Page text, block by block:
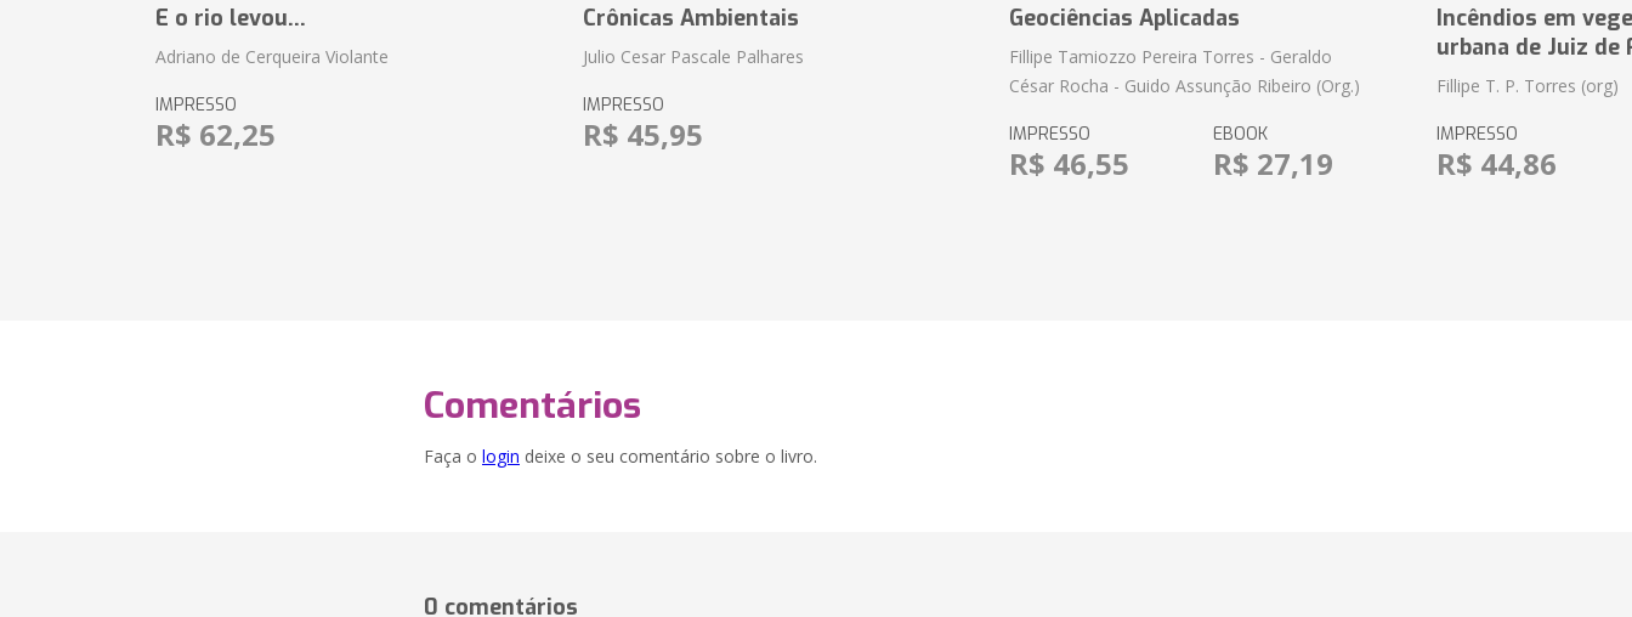
E o rio levou...
Adriano de Cerqueira Violante
IMPRESSO
R$ 62,25
Crônicas Ambientais
Julio Cesar Pascale Palhares
IMPRESSO
R$ 45,95
Geociências Aplicadas
Fillipe Tamiozzo Pereira Torres - Geraldo
César Rocha - Guido Assunção Ribeiro (Org.)
IMPRESSO
R$ 46,55
EBOOK
R$ 27,19
Incêndios em
urbana de Juiz de
Fillipe T. P. Torres (org)
IMPRESSO
R$ 44,86
Comentários
Faça o login deixe o seu comentário sobre o livro.
0 comentários